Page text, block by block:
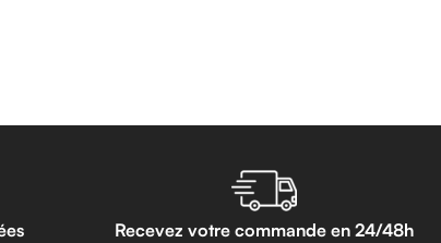
Recevez votre commande en 24/48h